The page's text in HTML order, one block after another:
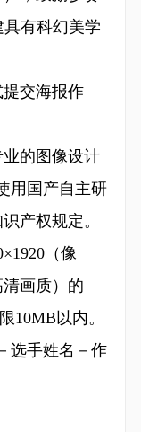
有科幻美学
交海报作
的图像设计
用国产自主研
产权规定。
（像
画质）的
10MB以内。
选手姓名－作